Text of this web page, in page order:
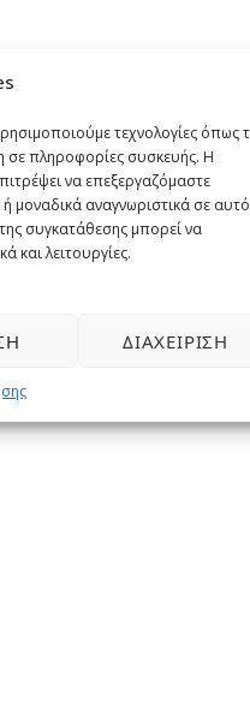
τεχνολογίες όπως
σε πληροφορίες συσκευής. Η
να επεξεργαζόμαστε
μοναδικά αναγνωριστικά σε
συγκατάθεσης μπορεί να
και λειτουργίες.
ΔΙΑΧΕΊΡΙΣΗ